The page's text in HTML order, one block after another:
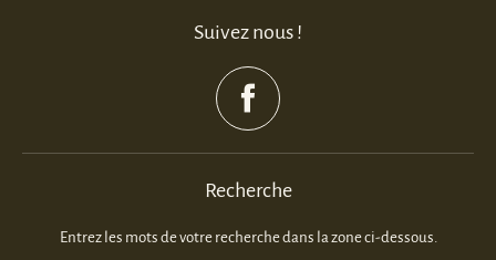
Suivez nous !
Recherche
Entrez les mots de votre recherche dans la zone ci-dessous.